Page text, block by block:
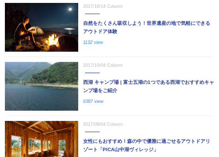
2017/10/14 Column
自然をたくさん吸収しよう！世界遺産の地で気軽にできる
アウトドア体験
1132 view
2017/10/04 Column
西湖 キャンプ場 | 富士五湖の1つである西湖でおすすめキャ
ンプ場をご紹介
6387 view
2017/09/04 Column
女性にもおすすめ！森の中で優雅に過ごせるアウトドアリ
ゾート「PICA山中湖ヴィレッジ」